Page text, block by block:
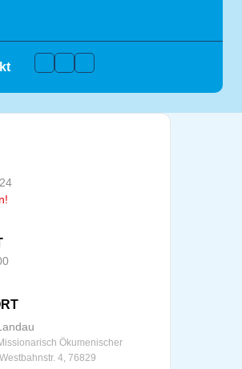
Facebook
Instagram
Youtube
Ökumenischer
4, 76829